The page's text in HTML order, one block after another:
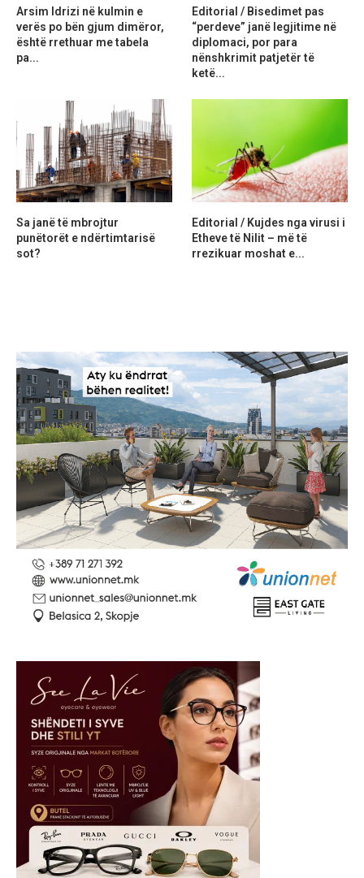
Arsim Idrizi në kulmin e
verës po bën gjum dimëror,
është rrethuar me tabela
pa...
Editorial / Bisedimet pas
“perdeve” janë legjitime në
diplomaci, por para
nënshkrimit patjetër të
ketë...
Sa janë të mbrojtur
punëtorët e ndërtimtarisë
sot?
Editorial / Kujdes nga virusi i
Etheve të Nilit – më të
rrezikuar moshat e...